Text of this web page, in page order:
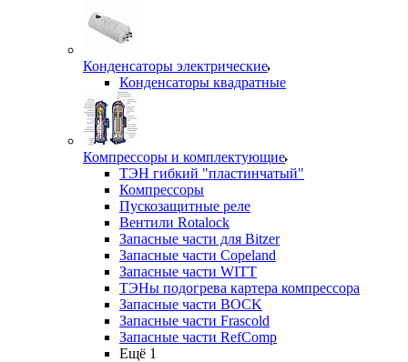
Конденсаторы электрические
Конденсаторы квадратные
Компрессоры и комплектующие
ТЭН гибкий "пластинчатый"
Компрессоры
Пускозащитные реле
Вентили Rotalock
Запасные части для Bitzer
Запасные части Copeland
Запасные части WITT
ТЭНы подогрева картера компрессора
Запасные части BOCK
Запасные части Frascold
Запасные части RefComp
Ещё 1